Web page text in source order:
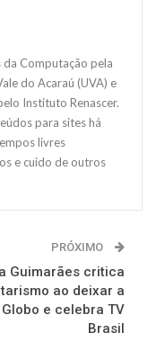
da Computação pela
do Acaraú (UVA) e
Instituto Renascer.
para sites há
livres
e cuido de outros
PRÓXIMO
Guimarães critica
ao deixar a
Globo e celebra TV
Brasil